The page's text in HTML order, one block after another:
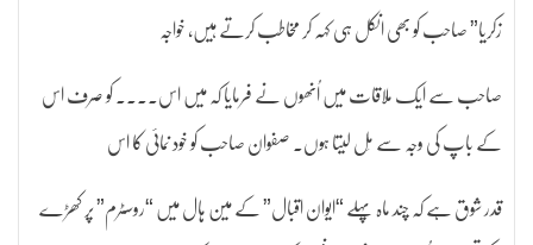
زکریا” صاحب کو بھی انکل ہی کہہ کر مخاطب کرتے ہیں، خواجہ
صاحب سے ایک ملاقات میں اُنھوں نے فرمایا کہ میں اس۔۔۔۔ کو صرف اس
کے باپ کی وجہ سے مِل لیتا ہوں۔ صفوان صاحب کو خود نمائی کا اس
قدر شوق ہے کہ چند ماہ پہلے “ایوان اقبال” کے مین ہال میں “روسٹرم” پر کھڑے